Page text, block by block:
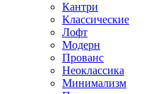
Кантри
Классические
Лофт
Модерн
Прованс
Неоклассика
Минимализм